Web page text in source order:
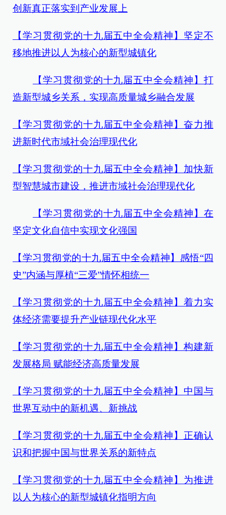
创新真正落实到产业发展上
【学习贯彻党的十九届五中全会精神】坚定不
移地推进以人为核心的新型城镇化
【学习贯彻党的十九届五中全会精神】打
造新型城乡关系，实现高质量城乡融合发展
【学习贯彻党的十九届五中全会精神】奋力推
进新时代市域社会治理现代化
【学习贯彻党的十九届五中全会精神】加快新
型智慧城市建设，推进市域社会治理现代化
【学习贯彻党的十九届五中全会精神】在
坚定文化自信中实现文化强国
【学习贯彻党的十九届五中全会精神】感悟“四
史”内涵与厚植“三爱”情怀相统一
【学习贯彻党的十九届五中全会精神】着力实
体经济需要提升产业链现代化水平
【学习贯彻党的十九届五中全会精神】构建新
发展格局 赋能经济高质量发展
【学习贯彻党的十九届五中全会精神】 中国与
世界互动中的新机遇、新挑战
【学习贯彻党的十九届五中全会精神】正确认
识和把握中国与世界关系的新特点
【学习贯彻党的十九届五中全会精神】 为推进
以人为核心的新型城镇化指明方向